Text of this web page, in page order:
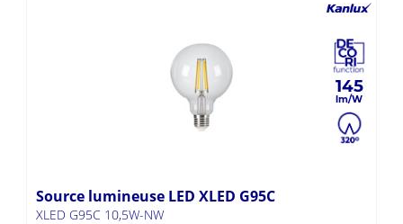
145
Source lumineuse LED XLED G95C
XLED G95C 10,5W-NW